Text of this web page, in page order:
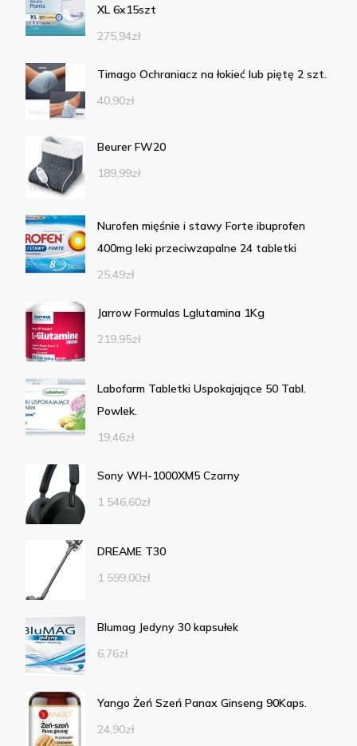
XL 6x15szt
275,94zł
Timago Ochraniacz na łokieć lub piętę 2 szt.
40,90zł
Beurer FW20
189,99zł
Nurofen mięśnie i stawy Forte ibuprofen
400mg leki przeciwzapalne 24 tabletki
25,49zł
Jarrow Formulas Lglutamina 1Kg
219,95zł
Labofarm Tabletki Uspokajające 50 Tabl.
Powlek.
19,46zł
Sony WH-1000XM5 Czarny
1 546,60zł
DREAME T30
1 599,00zł
Blumag Jedyny 30 kapsułek
6,76zł
Yango Żeń Szeń Panax Ginseng 90Kaps.
24,90zł